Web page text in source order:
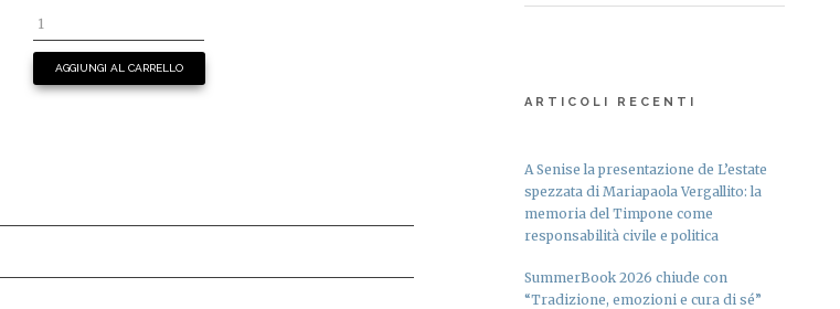
AGGIUNGI AL CARRELLO
ARTICOLI RECENTI
A Senise la presentazione de L’estate
spezzata di Mariapaola Vergallito: la
memoria del Timpone come
responsabilità civile e politica
SummerBook 2026 chiude con
“Tradizione, emozioni e cura di sé”